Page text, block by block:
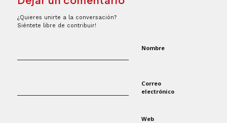
¿Quieres unirte a la conversación?
Siéntete libre de contribuir!
Nombre
Correo
electrónico
Web